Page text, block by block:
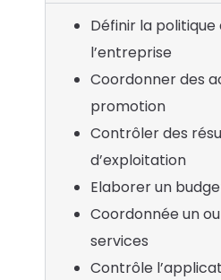
Définir la
l’entreprise
Coordonner des
promotion
Contrôler des
d’exploitation
Elaborer un
Coordonnée un
services
Contrôle